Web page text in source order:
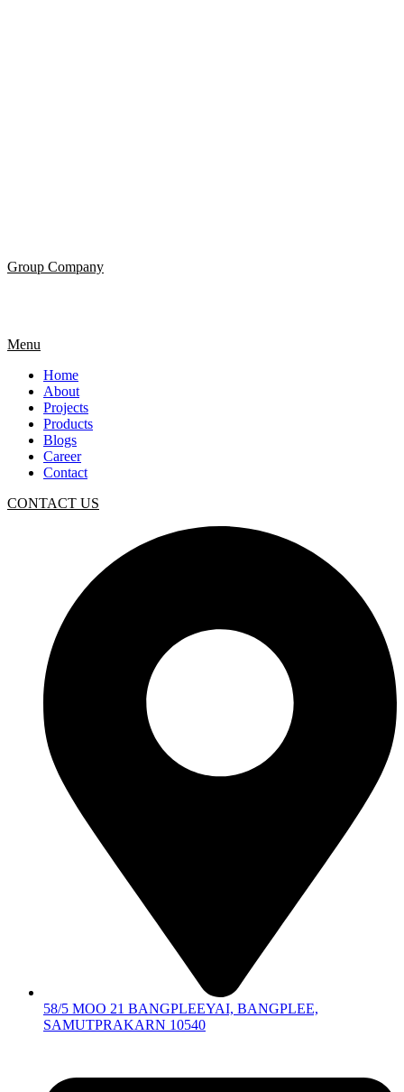
Group Company
Menu
Home
About
Projects
Products
Blogs
Career
Contact
CONTACT US
58/5 MOO 21 BANGPLEEYAI, BANGPLEE,
SAMUTPRAKARN 10540